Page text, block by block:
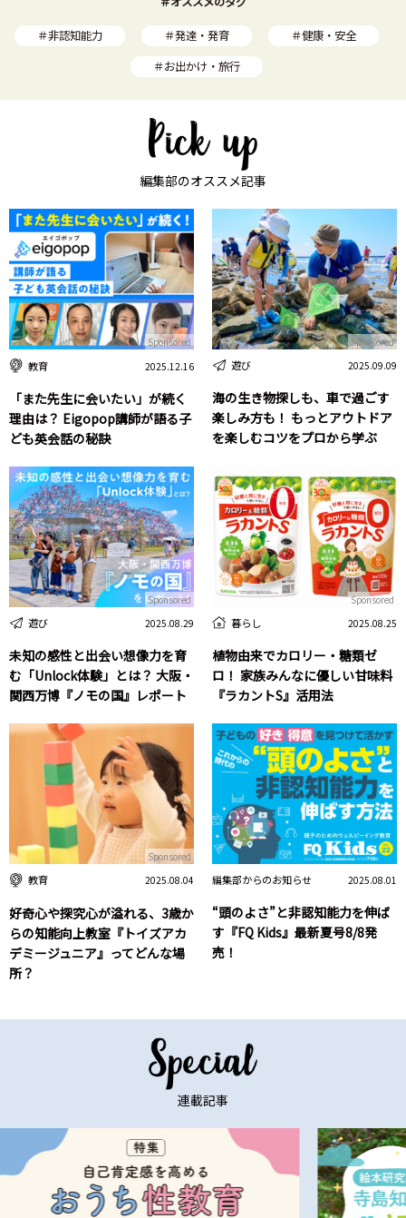
＃非認知能力 ＃発達・発育
＃健康・安全
＃お出かけ・旅行
編集部のオススメ記事
教育 2025.12.16
「また先生に会いたい」が続く
理由は？ Eigopop講師が語る子
ども英会話の秘訣
Sponsored
遊び 2025.09.09
海の生き物探しも、車で過ごす
楽しみ方も！ もっとアウトドア
を楽しむコツをプロから学ぶ
Sponsored
遊び 2025.08.29
未知の感性と出会い想像力を育
む「Unlock体験」とは？ 大阪・
関西万博『ノモの国』レポート
Sponsored
暮らし 2025.08.25
植物由来でカロリー・糖類ゼ
ロ！ 家族みんなに優しい甘味料
『ラカントS』活用法
Sponsored
教育 2025.08.04
好奇心や探究心が溢れる、3歳か
らの知能向上教室『トイズアカ
デミージュニア』ってどんな場
所？
Sponsored
編集部からのお知らせ 2025.08.01
“頭のよさ”と非認知能力を伸ば
す『FQ Kids』最新夏号8/8発
売！
連載記事